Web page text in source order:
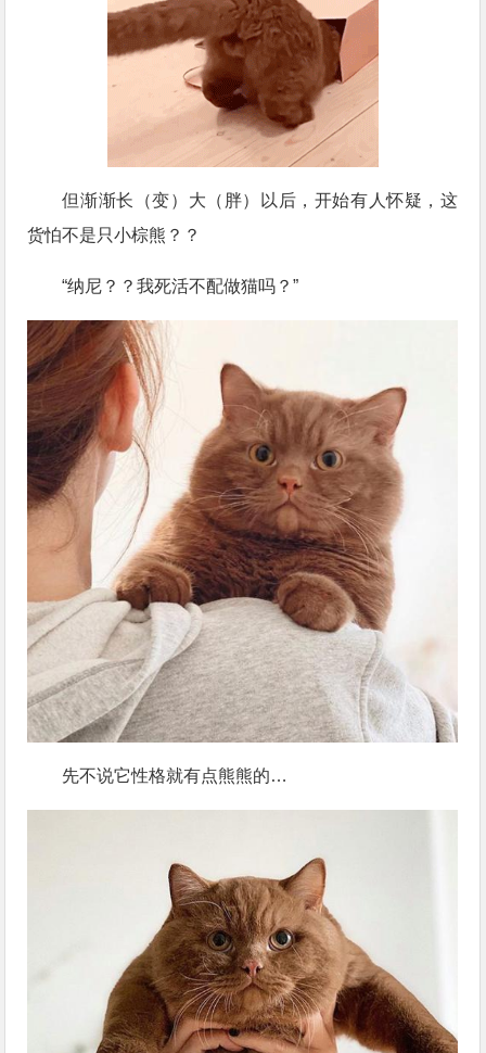
但渐渐长（变）大（胖）以后，开始有人怀疑，这
货怕不是只小棕熊？？
“纳尼？？我死活不配做猫吗？”
先不说它性格就有点熊熊的…